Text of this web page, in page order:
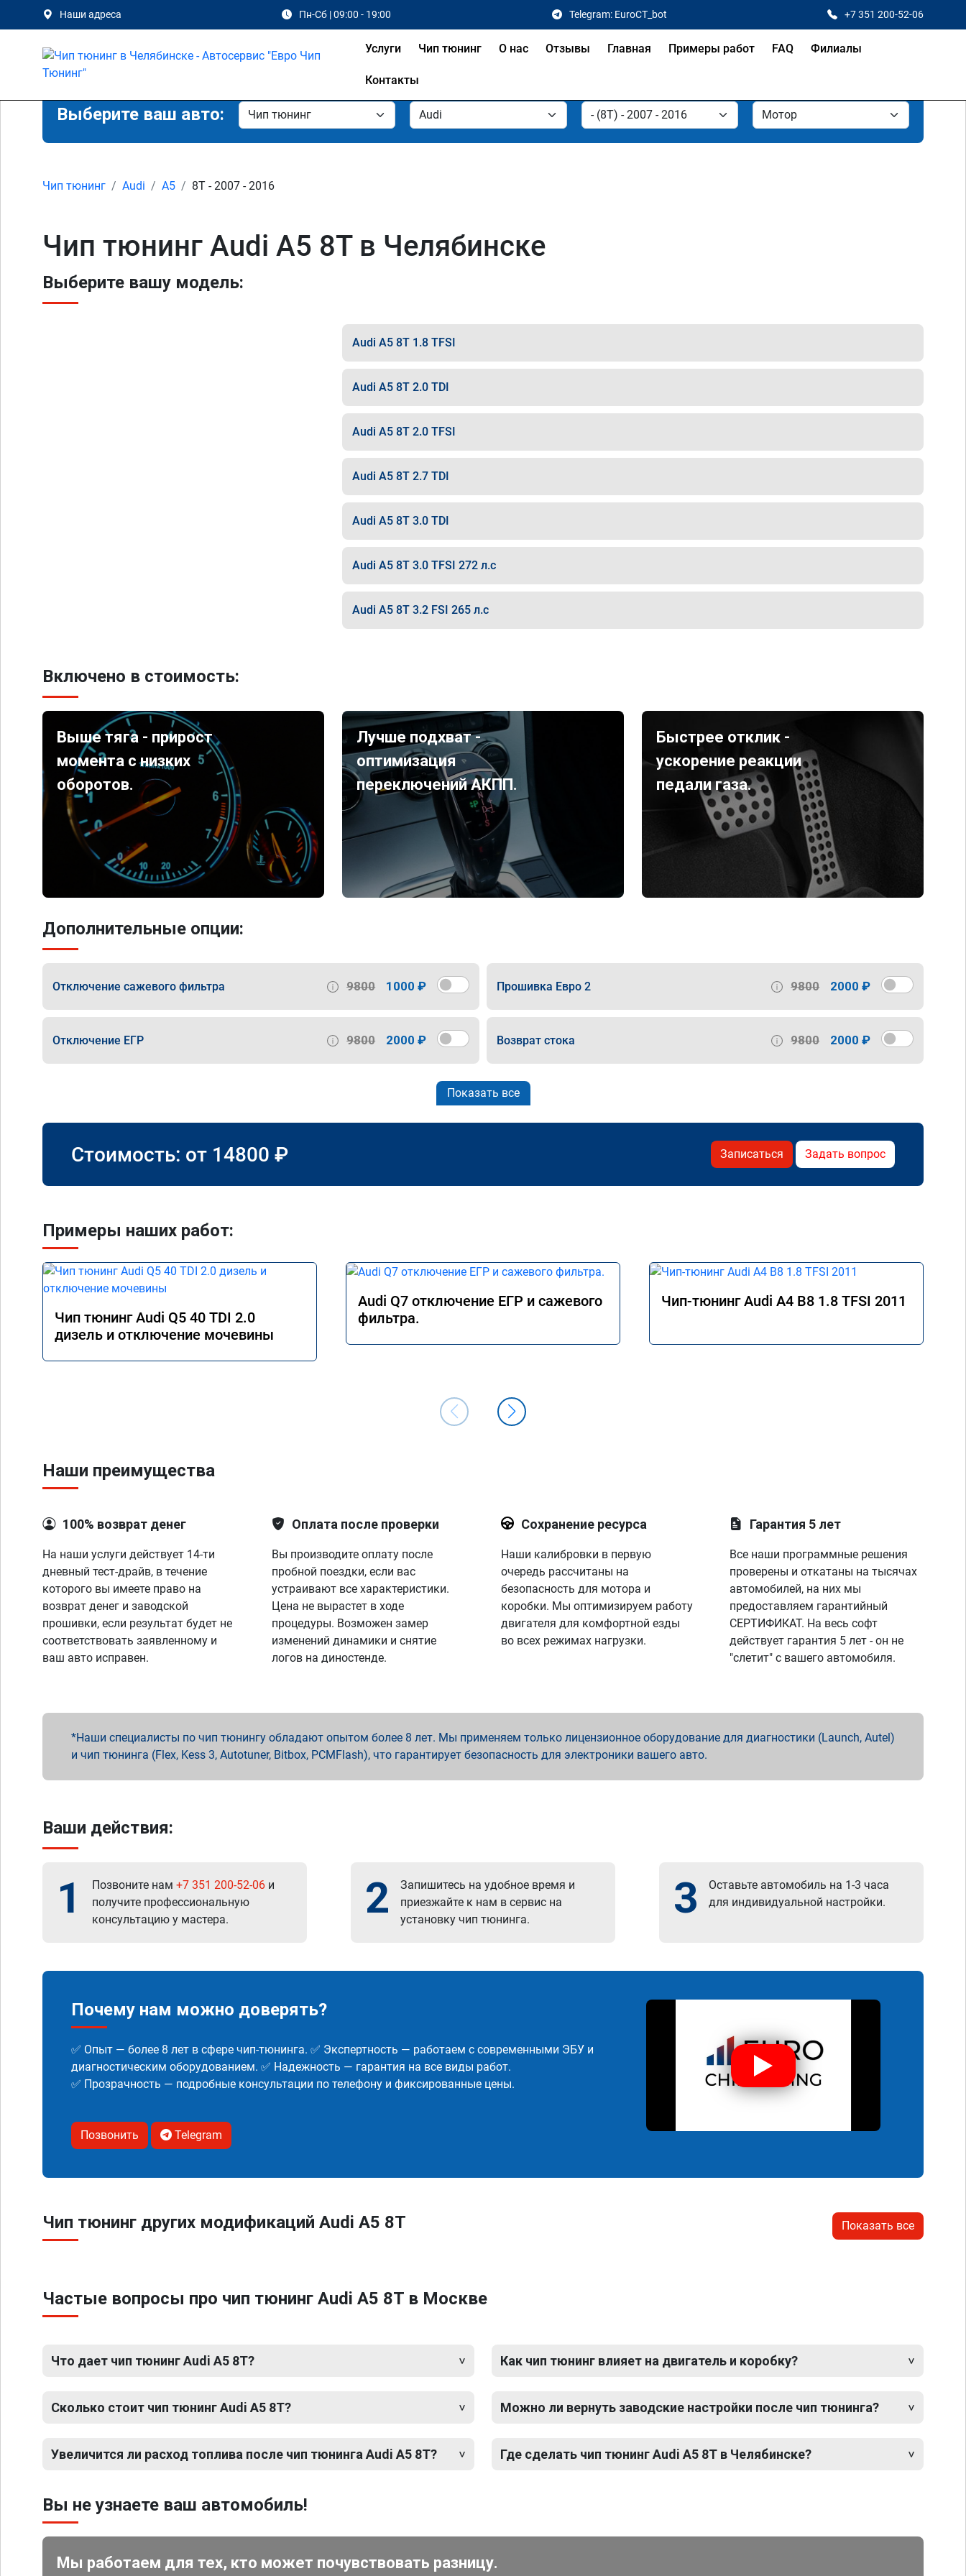
Наши адреса Пн-Сб | 09:00 - 19:00 Telegram: EuroCT_bot +7 351 200-52-06
Услуги Чип тюнинг О нас Отзывы Главная Примеры работ FAQ Филиалы
Контакты
Выберите ваш авто:
Чип тюнинг Audi A5 8T - 2007 - 2016
Чип тюнинг Audi A5 8T в Челябинске
Выберите вашу модель:
Audi A5 8T 1.8 TFSI
Audi A5 8T 2.0 TDI
Audi A5 8T 2.0 TFSI
Audi A5 8T 2.7 TDI
Audi A5 8T 3.0 TDI
Audi A5 8T 3.0 TFSI 272 л.с
Audi A5 8T 3.2 FSI 265 л.с
Включено в стоимость:
Выше тяга - прирост
момента с низких
оборотов.
Лучше подхват -
оптимизация
переключений АКПП.
Быстрее отклик -
ускорение реакции
педали газа.
Дополнительные опции:
Отключение сажевого фильтра 9800 1000 ₽ Прошивка Евро 2 9800 2000 ₽
Отключение ЕГР 9800 2000 ₽ Возврат стока 9800 2000 ₽
Показать все
Стоимость: от 14800 ₽ Записаться Задать вопрос
Примеры наших работ:
Чип тюнинг Audi Q5 40 TDI 2.0
дизель и отключение мочевины
Audi Q7 отключение ЕГР и сажевого
фильтра.
Чип-тюнинг Audi A4 B8 1.8 TFSI 2011
Наши преимущества
100% возврат денег
На наши услуги действует 14-ти
дневный тест-драйв, в течение
которого вы имеете право на
возврат денег и заводской
прошивки, если результат будет не
соответствовать заявленному и
ваш авто исправен.
Оплата после проверки
Вы производите оплату после
пробной поездки, если вас
устраивают все характеристики.
Цена не вырастет в ходе
процедуры. Возможен замер
изменений динамики и снятие
логов на диностенде.
Сохранение ресурса
Наши калибровки в первую
очередь рассчитаны на
безопасность для мотора и
коробки. Мы оптимизируем работу
двигателя для комфортной езды
во всех режимах нагрузки.
Гарантия 5 лет
Все наши программные решения
проверены и откатаны на тысячах
автомобилей, на них мы
предоставляем гарантийный
СЕРТИФИКАТ. На весь софт
действует гарантия 5 лет - он не
"слетит" с вашего автомобиля.
Наши специалисты по чип тюнингу обладают опытом более 8 лет. Мы применяем только лицензионное оборудование для диагностики (Launch, Autel)
и чип тюнинга (Flex, Kess 3, Autotuner, Bitbox, PCMFlash), что гарантирует безопасность для электроники вашего авто.
Ваши действия:
1 Позвоните нам +7 351 200-52-06 и
получите профессиональную
консультацию у мастера.
2
Запишитесь на удобное время и
приезжайте к нам в сервис на
установку чип тюнинга.
3
Оставьте автомобиль на 1-3 часа
для индивидуальной настройки.
Почему нам можно доверять?
✅ Опыт — более 8 лет в сфере чип-тюнинга. ✅ Экспертность — работаем с современными ЭБУ и
диагностическим оборудованием. ✅ Надежность — гарантия на все виды работ.
✅ Прозрачность — подробные консультации по телефону и фиксированные цены.
Позвонить Telegram
Чип тюнинг других модификаций Audi A5 8T Показать все
Частые вопросы про чип тюнинг Audi A5 8T в Москве
Что дает чип тюнинг Audi A5 8T?
Сколько стоит чип тюнинг Audi A5 8T?
Увеличится ли расход топлива после чип тюнинга Audi A5 8T?
Как чип тюнинг влияет на двигатель и коробку?
Можно ли вернуть заводские настройки после чип тюнинга?
Где сделать чип тюнинг Audi A5 8T в Челябинске?
Вы не узнаете ваш автомобиль!
Мы работаем для тех, кто может почувствовать разницу.